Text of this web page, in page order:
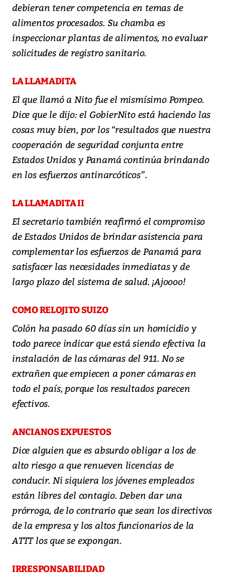
debieran tener competencia en temas de
alimentos procesados. Su chamba es
inspeccionar plantas de alimentos, no evaluar
solicitudes de registro sanitario.
LA LLAMADITA
El que llamó a Nito fue el mismísimo Pompeo.
Dice que le dijo: el GobierNito está haciendo las
cosas muy bien, por los “resultados que nuestra
cooperación de seguridad conjunta entre
Estados Unidos y Panamá continúa brindando
en los esfuerzos antinarcóticos”.
LA LLAMADITA II
El secretario también reafirmó el compromiso
de Estados Unidos de brindar asistencia para
complementar los esfuerzos de Panamá para
satisfacer las necesidades inmediatas y de
largo plazo del sistema de salud. ¡Ajoooo!
COMO RELOJITO SUIZO
Colón ha pasado 60 días sin un homicidio y
todo parece indicar que está siendo efectiva la
instalación de las cámaras del 911. No se
extrañen que empiecen a poner cámaras en
todo el país, porque los resultados parecen
efectivos.
ANCIANOS EXPUESTOS
Dice alguien que es absurdo obligar a los de
alto riesgo a que renueven licencias de
conducir. Ni siquiera los jóvenes empleados
están libres del contagio. Deben dar una
prórroga, de lo contrario que sean los directivos
de la empresa y los altos funcionarios de la
ATTT los que se expongan.
IRRESPONSABILIDAD